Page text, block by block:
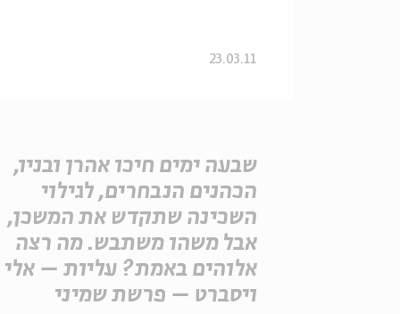
23.03.11
שבעה ימים חיכו אהרן ובניו,
הכהנים הנבחרים, לגילוי
השכינה שתקדש את המשכן,
אבל משהו משתבש. מה רצה
אלוהים באמת? עליות – אלי
ויסברט – פרשת שמיני